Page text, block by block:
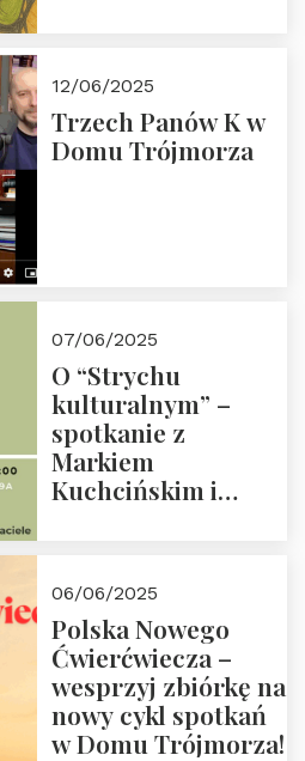
Fundacji
12/06/2025
Trzech Panów K w
Domu Trójmorza
07/06/2025
O “Strychu
kulturalnym” –
spotkanie z
Markiem
Kuchcińskim i
18:00
06/06/2025
Polska Nowego
Ćwierćwiecza –
wesprzyj zbiórkę na
nowy cykl spotkań
w Domu Trójmorza!